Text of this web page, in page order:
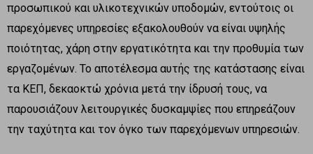
προσωπικού και υλικοτεχνικών υποδομών, εντούτοις οι
παρεχόμενες υπηρεσίες εξακολουθούν να είναι υψηλής
ποιότητας, χάρη στην εργατικότητα και την προθυμία των
εργαζομένων. Το αποτέλεσμα αυτής της κατάστασης είναι
τα ΚΕΠ, δεκαοκτώ χρόνια μετά την ίδρυσή τους, να
παρουσιάζουν λειτουργικές δυσκαμψίες που επηρεάζουν
την ταχύτητα και τον όγκο των παρεχόμενων υπηρεσιών.